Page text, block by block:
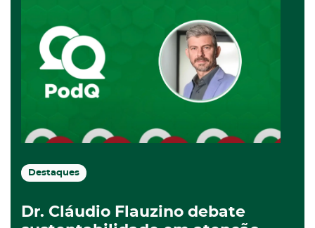
Destaques
Dr. Cláudio Flauzino debate